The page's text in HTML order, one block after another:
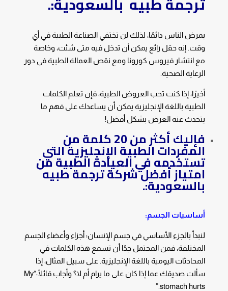
يمرض الناس دائمًا، لذلك لن تختفي الصناعة الطبية في أي
وقت. إنه حقل رائع يمكن أن تدخل فيه متى شئت، وخاصة
مع انتشار فيروس كورونا ومع نقص العمالة الطبية في دور
الرعاية الصحية.
أخيرًا، إذا كنت تحب العروض الطبية، فإن تعلم الكلمات
الطبية باللغة الإنجليزية يمكن أن يساعدك على فهم ما
يتحدث عنه العرض بشكل أفضل!
فإليك أكثر من 20 كلمة من
المفردات الطبية الإنجليزية التي
تستخدمه في العيادة الطبية من
امتيازأفضل شركة ترجمة طبيه
بالسعودية:.
أساسيات الجسم:
لنبدأ بالجزء الأساسي في جسم الإنسان؛ أجزاء وأعضاء الجسم
المختلفة، فمن المحتمل جدًا أن تسمع هذه الكلمات في
المحادثات اليومية باللغة الإنجليزية. على سبيل المثال، إذا
سألت صديقك عما إذا كان على ما يرام أم لا؟ وأجاب قائلًا:“My
stomach hurts.”